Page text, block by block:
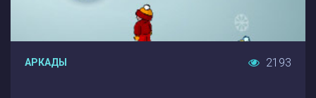
АРКАДЫ 2193